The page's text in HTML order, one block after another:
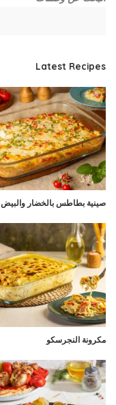
Latest Recipes
صينية بطاطس بالخضار والبيض
مكرونة النجرسكو